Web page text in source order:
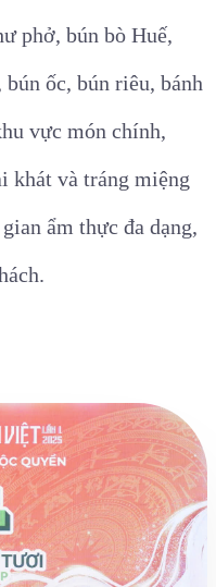
phở, bún bò Huế,
ốc, bún riêu, bánh
vực món chính,
khát và tráng miệng
ẩm thực đa dạng,